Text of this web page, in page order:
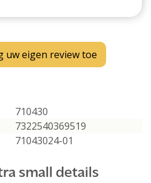
uw eigen review toe
710430
7322540369519
71043024-01
small details